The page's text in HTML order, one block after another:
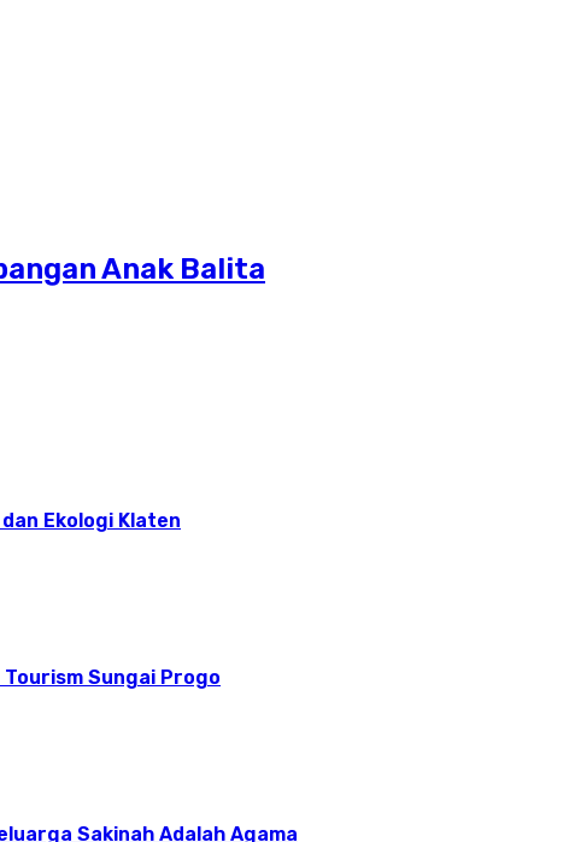
Anak Balita
Ekologi Klaten
Sungai Progo
Sakinah Adalah Agama